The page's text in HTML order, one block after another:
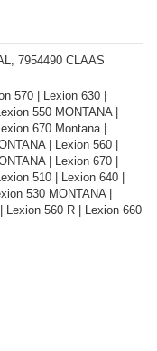
7954490 CLAAS
570 | Lexion 630 |
550 MONTANA |
670 Montana |
| Lexion 560 |
| Lexion 670 |
510 | Lexion 640 |
530 MONTANA |
Lexion 560 R | Lexion 660